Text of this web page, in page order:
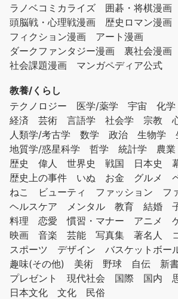
ラノベコミカライズ
囲碁・将棋漫画
頭脳戦・心理戦漫画
歴史ロマン漫画
フィクション漫画
アート漫画
ダークファンタジー漫画
裏社会漫画
社会課題漫画
マンガペディア公式
教養/くらし
テクノロジー
医学/薬学 宇宙 化学
経済
芸術 言語学 社会学 宗教
人類学/考古学
数学 政治 生物学
地質学/惑星科学
哲学 統計学 農業
歴史
偉人 世界史 戦国 日本史
歴史上の事件
いぬ お金 グルメ
ねこ
ビューティ ファッション
フ
ヘルスケア
メンタル 教育 結婚
料理
恋愛 慣習・マナー アニメ
映画
音楽 芸能 写真集 著名人
スポーツ
デザイン バスケットボー
趣味(その他)
美術 野球 自伝 新
プレゼント
現代社会 国際 国内
日本文化
文化 民俗